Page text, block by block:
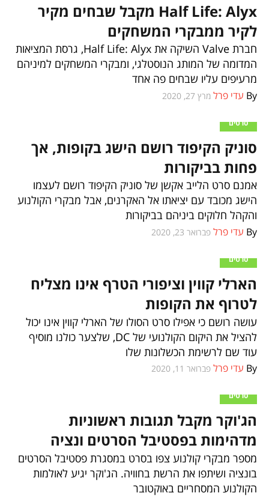
Half Life: Alyx מקבל שבחים מקיר
לקיר ממבקרי המשחקים
חברת Valve השיקה את Half Life: Alyx, גרסת המציאות
המדומה של המותג הנוסטלגי, ומבקרי המשחקים למיניהם
מרעיפים עליו שבחים פה אחד
By עדי פרל מרץ 27, 2020
סרטים
סוניק הקיפוד רושם הישג בקופות, אך
פחות בביקורות
אמנם סרט הלייב אקשן של סוניק הקיפוד רושם לעצמו
הישג מכובד עם יציאתו אל האקרנים, אבל מבקרי הקולנוע
והקהל חלוקים ביניהם בביקורות
By עדי פרל פברואר 23, 2020
סרטים
הארלי קווין וציפורי הטרף אינו מצליח
לטרוף את הקופות
עושה רושם כי אפילו סרט הסולו של הארלי קווין אינו יכול
להציל את היקום הקולנועי של DC, שלצער כולנו מוסיף
עוד שם לרשימת הכשלונות שלו
By עדי פרל פברואר 11, 2020
סרטים
הג'וקר מקבל תגובות ראשוניות
מדהימות בפסטיבל הסרטים ונציה
מספר מבקרי קולנוע צפו בסרט במסגרת פסטיבל הסרטים
בונציה ושיתפו את הרשת בחוויה. הג'וקר יגיע לאולמות
הקולנוע המסחריים באוקטובר